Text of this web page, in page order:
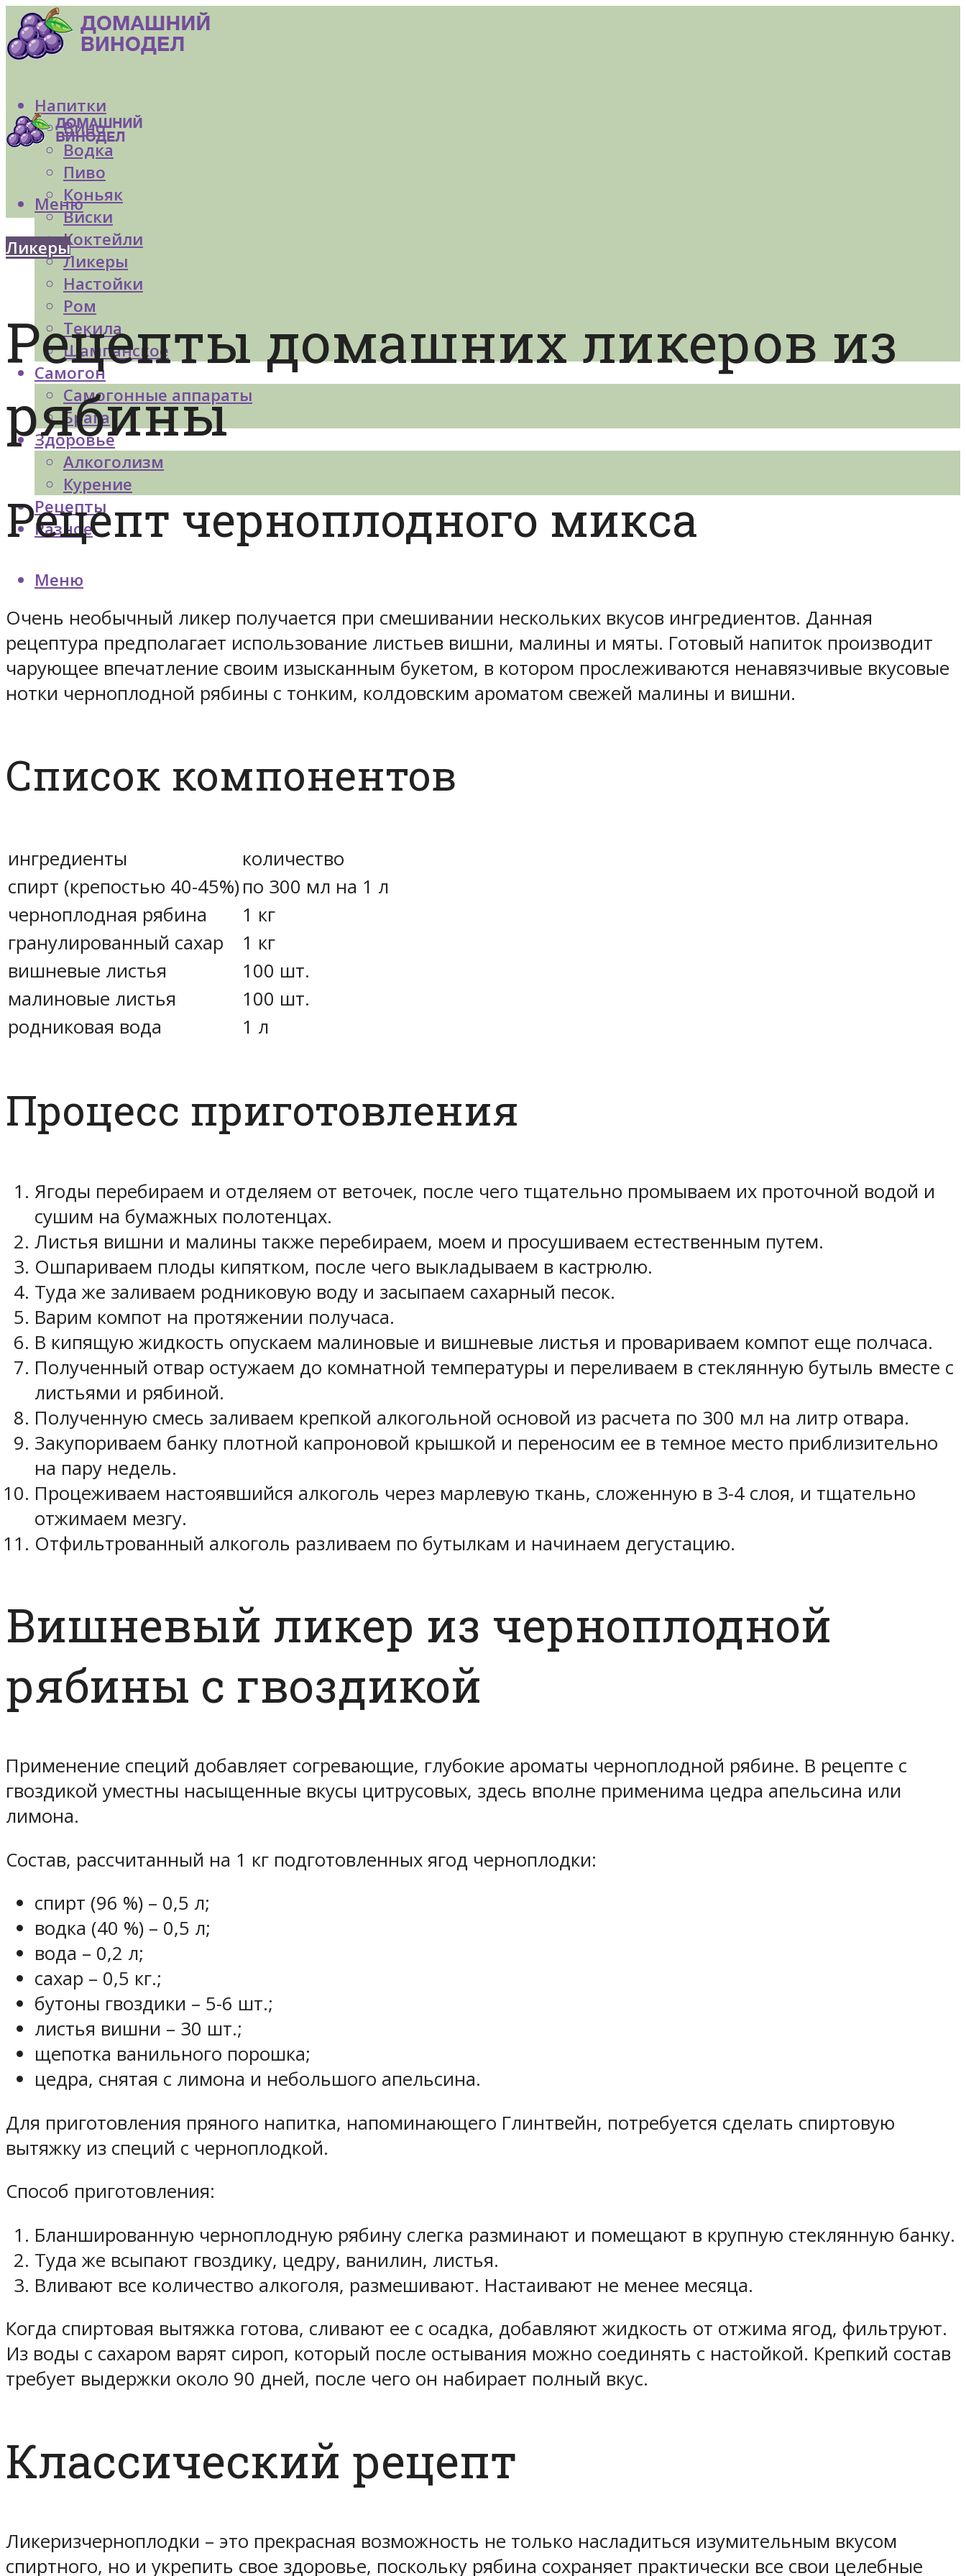
Напитки
Вино
Водка
Пиво
Коньяк
Виски
Коктейли
Ликеры
Настойки
Ром
Текила
Шампанское
Самогон
Самогонные аппараты
Брага
Здоровье
Алкоголизм
Курение
Рецепты
Разное
Меню
Меню
Ликеры
Рецепты домашних ликеров из
рябины
Рецепт черноплодного микса
Очень необычный ликер получается при смешивании нескольких вкусов ингредиентов. Данная
рецептура предполагает использование листьев вишни, малины и мяты. Готовый напиток производит
чарующее впечатление своим изысканным букетом, в котором прослеживаются ненавязчивые вкусовые
нотки черноплодной рябины с тонким, колдовским ароматом свежей малины и вишни.
Список компонентов
ингредиенты
количество
спирт (крепостью 40-45%)по 300 мл на 1 л
черноплодная рябина
1 кг
гранулированный сахар
1 кг
вишневые листья
100 шт.
малиновые листья
100 шт.
родниковая вода
1 л
Процесс приготовления
Ягоды перебираем и отделяем от веточек, после чего тщательно промываем их проточной водой и
сушим на бумажных полотенцах.
Листья вишни и малины также перебираем, моем и просушиваем естественным путем.
Ошпариваем плоды кипятком, после чего выкладываем в кастрюлю.
Туда же заливаем родниковую воду и засыпаем сахарный песок.
Варим компот на протяжении получаса.
В кипящую жидкость опускаем малиновые и вишневые листья и провариваем компот еще полчаса.
Полученный отвар остужаем до комнатной температуры и переливаем в стеклянную бутыль вместе с
листьями и рябиной.
Полученную смесь заливаем крепкой алкогольной основой из расчета по 300 мл на литр отвара.
Закупориваем банку плотной капроновой крышкой и переносим ее в темное место приблизительно
на пару недель.
Процеживаем настоявшийся алкоголь через марлевую ткань, сложенную в 3-4 слоя, и тщательно
отжимаем мезгу.
Отфильтрованный алкоголь разливаем по бутылкам и начинаем дегустацию.
Вишневый ликер из черноплодной
рябины с гвоздикой
Применение специй добавляет согревающие, глубокие ароматы черноплодной рябине. В рецепте с
гвоздикой уместны насыщенные вкусы цитрусовых, здесь вполне применима цедра апельсина или
лимона.
Состав, рассчитанный на 1 кг подготовленных ягод черноплодки:
спирт (96 %) – 0,5 л;
водка (40 %) – 0,5 л;
вода – 0,2 л;
сахар – 0,5 кг.;
бутоны гвоздики – 5-6 шт.;
листья вишни – 30 шт.;
щепотка ванильного порошка;
цедра, снятая с лимона и небольшого апельсина.
Для приготовления пряного напитка, напоминающего Глинтвейн, потребуется сделать спиртовую
вытяжку из специй с черноплодкой.
Способ приготовления:
Бланшированную черноплодную рябину слегка разминают и помещают в крупную стеклянную банку.
Туда же всыпают гвоздику, цедру, ванилин, листья.
Вливают все количество алкоголя, размешивают. Настаивают не менее месяца.
Когда спиртовая вытяжка готова, сливают ее с осадка, добавляют жидкость от отжима ягод, фильтруют.
Из воды с сахаром варят сироп, который после остывания можно соединять с настойкой. Крепкий состав
требует выдержки около 90 дней, после чего он набирает полный вкус.
Классический рецепт
Ликеризчерноплодки – это прекрасная возможность не только насладиться изумительным вкусом
спиртного, но и укрепить свое здоровье, поскольку рябина сохраняет практически все свои целебные